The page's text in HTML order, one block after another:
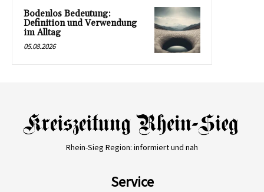
Bodenlos Bedeutung:
Definition und Verwendung
im Alltag
05.08.2026
Rhein-Sieg Region: informiert und nah
Service